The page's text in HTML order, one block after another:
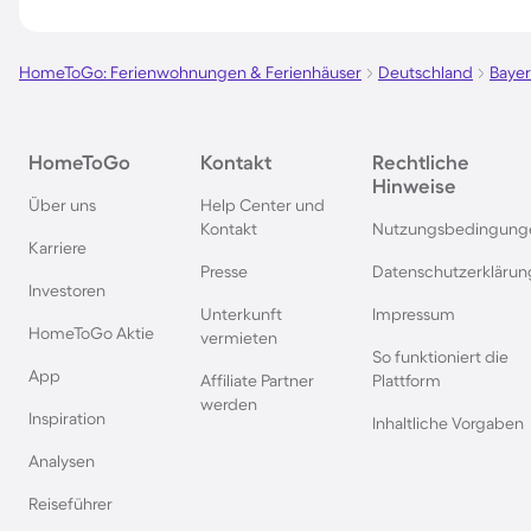
Ferienparks in der
Ferienparks in Spanien
Ferienparks auf Bornholm Ferienparks in Garda
Ferienparks in der Eifel Ferienparks in
HomeToGo: Ferienwohnungen & Ferienhäuser Deutschland
HomeToGo
Über uns
Karriere
Investoren
HomeToGo Aktie
App
Inspiration
Analysen
Reiseführer
Kontakt
Help Center und
Kontakt
Presse
Unterkunft
vermieten
Affiliate Partner
werden
Rechtliche
Hinweise
Impressum
So funktioniert die
Plattform
Inhaltliche Vorgaben